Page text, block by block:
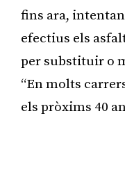
fins ara,
efectius els
per substituir o
“En molts
els pròxims 40